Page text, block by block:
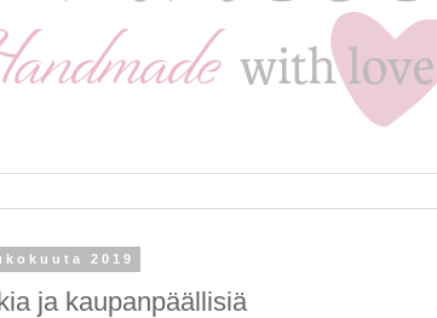
2019
ja kaupanpäällisiä